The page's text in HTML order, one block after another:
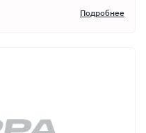
Подробнее